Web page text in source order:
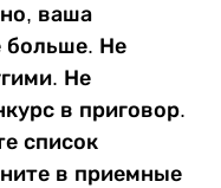
ваша
больше. Не
Не
в приговор.
список
в приемные